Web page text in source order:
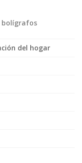
bolígrafos
del hogar